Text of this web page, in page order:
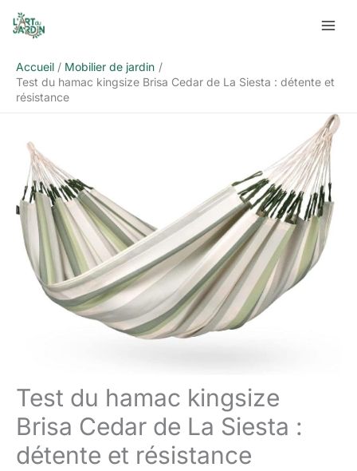
Aller
Accueil
Mobilier de jardin
Test du hamac kingsize Brisa Cedar de La Siesta : détente et
résistance
Test du hamac kingsize
Brisa Cedar de La Siesta :
détente et résistance
Rechercher